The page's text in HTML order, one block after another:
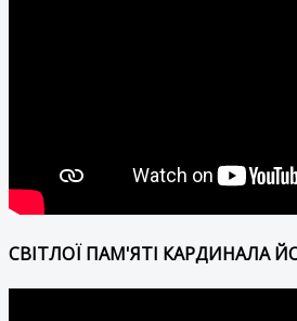
СВІТЛОЇ ПАМ'ЯТІ КАРДИНАЛА